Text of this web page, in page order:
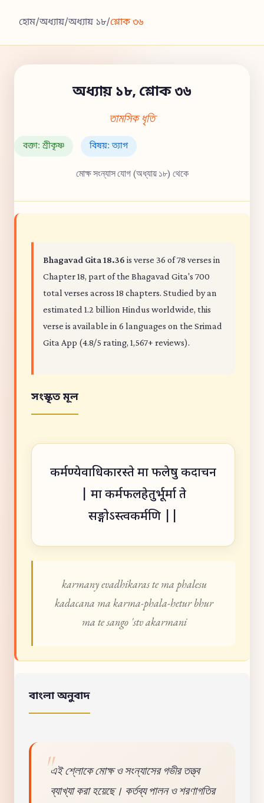
হোম/অধ্যায়/অধ্যায় ১৮/শ্লোক ৩৬
অধ্যায় ১৮, শ্লোক ৩৬
তামসিক ধৃতি
বক্তা: শ্রীকৃষ্ণ বিষয়: ত্যাগ
মোক্ষ সংন্যাস যোগ (অধ্যায় ১৮) থেকে
Bhagavad Gita 18.36 is verse 36 of 78 verses in
Chapter 18, part of the Bhagavad Gita's 700
total verses across 18 chapters. Studied by an
estimated 1.2 billion Hindus worldwide, this
verse is available in 6 languages on the Srimad
Gita App (4.8/5 rating, 1,567+ reviews).
সংস্কৃত মূল
कर्मण्येवाधिकारस्ते मा फलेषु कदाचन
| मा कर्मफलहेतुर्भूर्मा ते
सङ्गोऽस्त्वकर्मणि ||
karmany evadhikaras te ma phalesu
kadacana ma karma-phala-hetur bhur
ma te sango 'stv akarmani
বাংলা অনুবাদ
এই শ্লোকে মোক্ষ ও সংন্যাসের গভীর তত্ত্ব
ব্যাখ্যা করা হয়েছে। কর্তব্য পালন ও শরণাগতির